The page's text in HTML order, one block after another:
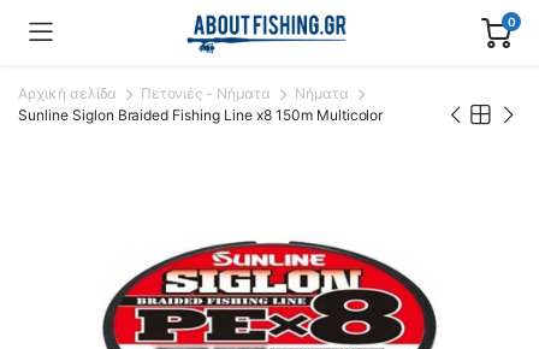
0
Αρχική σελίδα Πετονιές - Νήματα
Νήματα
Sunline Siglon Braided Fishing Line x8 150m Multicolor